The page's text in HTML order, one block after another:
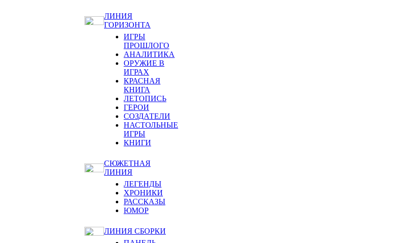
ЛИНИЯ
ГОРИЗОНТА
ИГРЫ
ПРОШЛОГО
АНАЛИТИКА
ОРУЖИЕ В
ИГРАХ
КРАСНАЯ
КНИГА
ЛЕТОПИСЬ
ГЕРОИ
СОЗДАТЕЛИ
НАСТОЛЬНЫЕ
ИГРЫ
КНИГИ
СЮЖЕТНАЯ
ЛИНИЯ
ЛЕГЕНДЫ
ХРОНИКИ
РАССКАЗЫ
ЮМОР
ЛИНИЯ СБОРКИ